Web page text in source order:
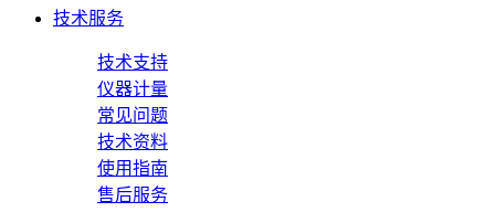
技术服务
技术支持
仪器计量
常见问题
技术资料
使用指南
售后服务